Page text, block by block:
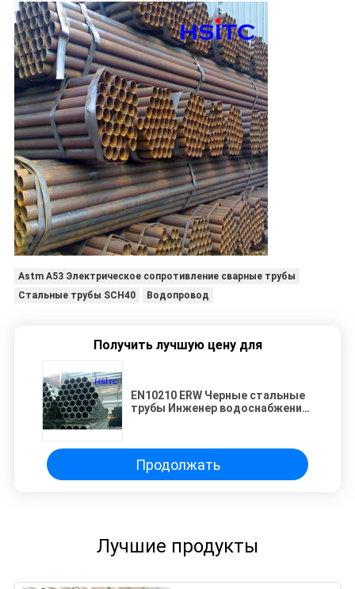
Astm A53 Электрическое сопротивление сварные трубы
Стальные трубы SCH40
Водопровод
Получить лучшую цену для
EN10210 ERW Черные стальные
трубы Инженер водоснабжения
Продолжать
Лучшие продукты